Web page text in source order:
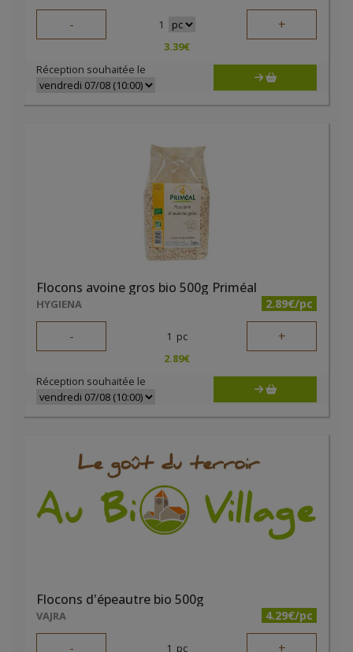
- 1 +
3.39€
Réception souhaitée le
Flocons avoine gros bio 500g Priméal
HYGIENA 2.89€/pc
- 1 pc +
2.89€
Réception souhaitée le
Flocons d'épeautre bio 500g
VAJRA 4.29€/pc
- 1 pc +